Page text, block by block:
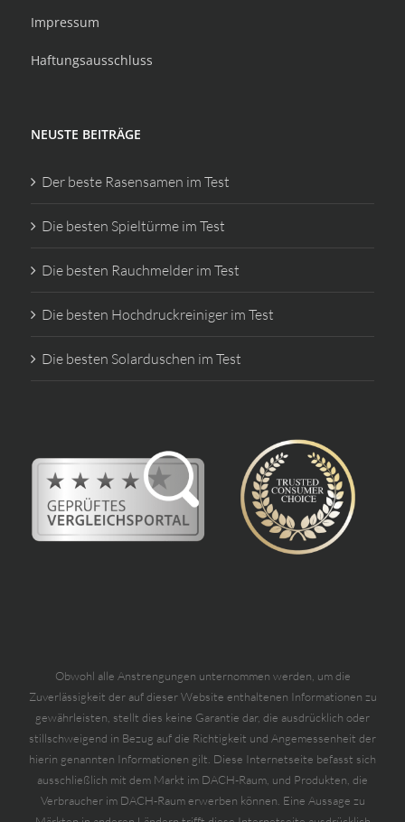
Impressum
Haftungsausschluss
NEUSTE BEITRÄGE
Der beste Rasensamen im Test
Die besten Spieltürme im Test
Die besten Rauchmelder im Test
Die besten Hochdruckreiniger im Test
Die besten Solarduschen im Test
Obwohl alle Anstrengungen unternommen werden, um die
Zuverlässigkeit der auf dieser Website enthaltenen Informationen zu
gewährleisten, stellt dies keine Garantie dar, die ausdrücklich oder
stillschweigend in Bezug auf die Richtigkeit und Angemessenheit der
hierin genannten Informationen gilt. Diese Internetseite befasst sich
ausschließlich mit dem Markt im DACH-Raum, und Produkten, die
Verbraucher im DACH-Raum erwerben können. Eine Aussage zu